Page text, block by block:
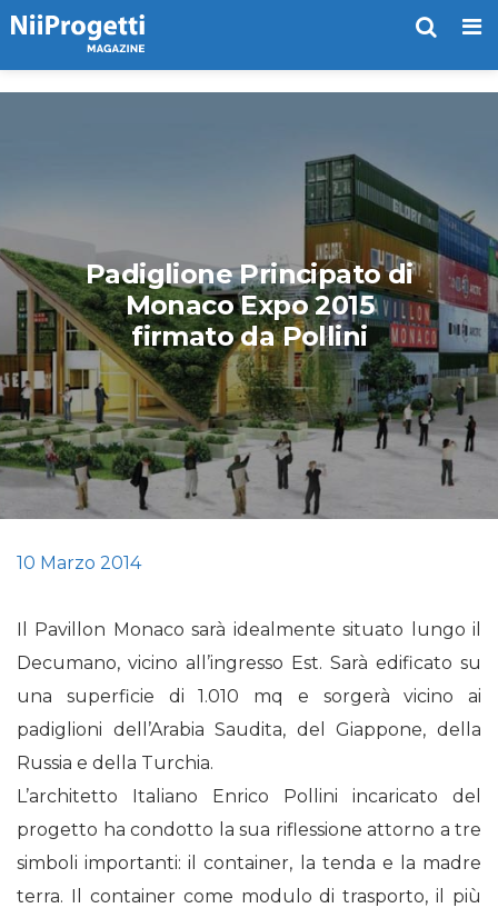
Padiglione Principato di
Monaco Expo 2015
firmato da Pollini
10 Marzo 2014
Il Pavillon Monaco sarà idealmente situato lungo il
Decumano, vicino all’ingresso Est. Sarà edificato su
una superficie di 1.010 mq e sorgerà vicino ai
padiglioni dell’Arabia Saudita, del Giappone, della
Russia e della Turchia.
L’architetto Italiano Enrico Pollini incaricato del
progetto ha condotto la sua riflessione attorno a tre
simboli importanti: il container, la tenda e la madre
terra. Il container come modulo di trasporto, il più